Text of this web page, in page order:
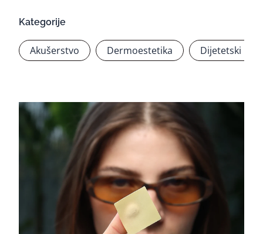
Kategorije
Akušerstvo Dermoestetika Dijetetski